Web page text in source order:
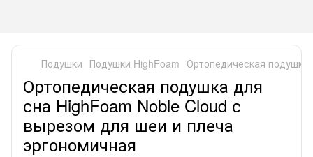
Подушки Подушки HighFoam Ортопедическая
Ортопедическая подушка для
сна HighFoam Noble Cloud с
вырезом для шеи и плеча
эргономичная